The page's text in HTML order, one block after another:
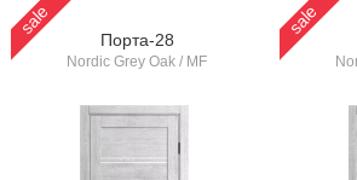
sale
Порта-28
Nordic Grey Oak / MF
sale